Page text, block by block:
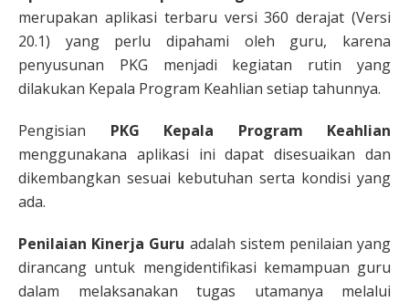
merupakan aplikasi terbaru versi 360 derajat (Versi
20.1) yang perlu dipahami oleh guru, karena
penyusunan PKG menjadi kegiatan rutin yang
dilakukan Kepala Program Keahlian setiap tahunnya.
Pengisian PKG Kepala Program Keahlian
menggunakana aplikasi ini dapat disesuaikan dan
dikembangkan sesuai kebutuhan serta kondisi yang
ada.
Penilaian Kinerja Guru adalah sistem penilaian yang
dirancang untuk mengidentifikasi kemampuan guru
dalam melaksanakan tugas utamanya melalui